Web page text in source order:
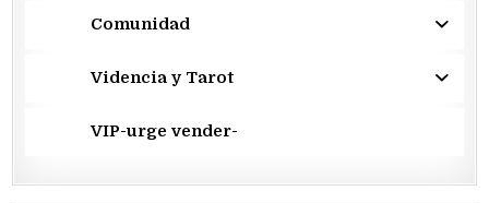
Comunidad
Videncia y Tarot
VIP-urge vender-